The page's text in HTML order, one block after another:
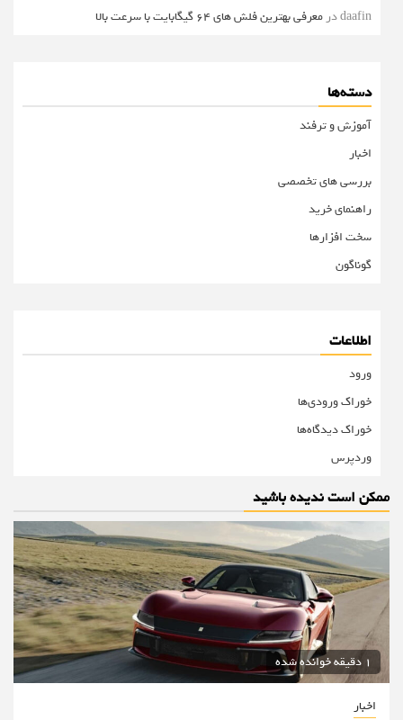
daafinدرمعرفی بهترین فلش های 64 گیگابایت با سرعت بالا
دسته‌ها
آموزش و ترفند
اخبار
بررسی های تخصصی
راهنمای خرید
سخت افزارها
گوناگون
اطلاعات
ورود
خوراک ورودی‌ها
خوراک دیدگاه‌ها
وردپرس
ممکن است ندیده باشید
1 دقیقه خوانده شده
اخبار